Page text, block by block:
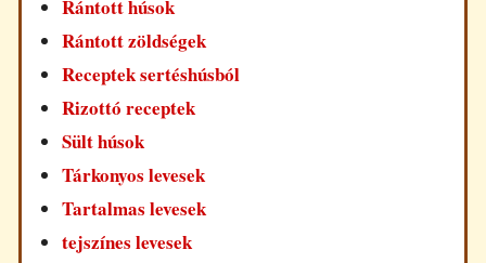
Rántott húsok
Rántott zöldségek
Receptek sertéshúsból
Rizottó receptek
Sült húsok
Tárkonyos levesek
Tartalmas levesek
tejszínes levesek